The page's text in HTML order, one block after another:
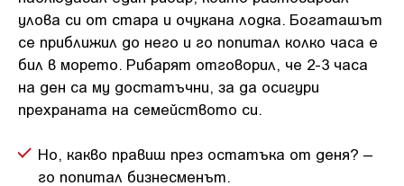
улова си от стара и очукана лодка. Богаташът
се приближил до него и го попитал колко часа е
бил в морето. Рибарят отговорил, че 2-3 часа
на ден са му достатъчни, за да осигури
прехраната на семейството си.
Но, какво правиш през остатъка от деня? –
го попитал бизнесменът.